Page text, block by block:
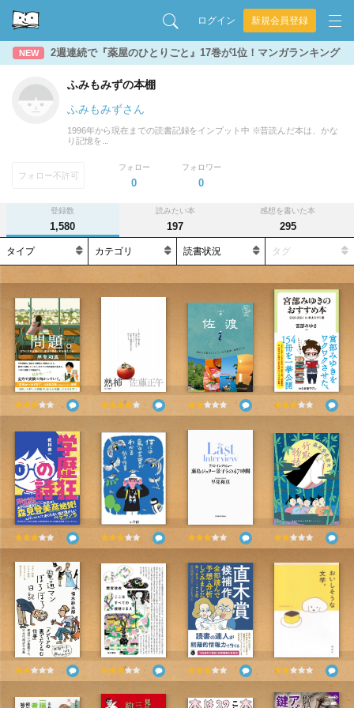
ログイン 新規会員登録
NEW 2週連続で『薬屋のひとりごと』17巻が1位！マンガランキング
ふみもみずの本棚
ふみもみずさん
1996年から現在までの読書記録をインプット中 ※昔読んだ本は、かな
り記憶を...
フォロー不許可
フォロー
0
フォロワー
0
登録数
1,580
読みたい本
197
感想を書いた本
295